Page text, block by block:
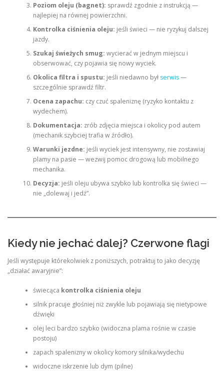
Poziom oleju (bagnet): sprawdź zgodnie z instrukcją —
najlepiej na równej powierzchni.
Kontrolka ciśnienia oleju: jeśli świeci — nie ryzykuj dalszej
jazdy.
Szukaj świeżych smug: wycierać w jednym miejscu i
obserwować, czy pojawia się nowy wyciek.
Okolica filtra i spustu: jeśli niedawno był serwis—
szczególnie sprawdź filtr.
Ocena zapachu: czy czuć spaleniznę (ryzyko kontaktu z
wydechem).
Dokumentacja: zrób zdjęcia miejsca i okolicy pod autem
(mechanik szybciej trafia w źródło).
Warunki jezdne: jeśli wyciek jest intensywny, nie zostawiaj
plamy na pasie — wezwij pomoc drogową lub mobilnego
mechanika.
Decyzja: jeśli oleju ubywa szybko lub kontrolka się świeci —
nie „dolewaj i jedź”.
Kiedy nie jechać dalej? Czerwone flagi
Jeśli występuje którekolwiek z poniższych, potraktuj to jako decyzję
„działać awaryjnie”:
świecąca kontrolka ciśnienia oleju
silnik pracuje głośniej niż zwykle lub pojawiają się nietypowe
dźwięki
olej leci bardzo szybko (widoczna plama rośnie w czasie
postoju)
zapach spalenizny w okolicy komory silnika/wydechu
widoczne iskrzenie lub dym (pilne)